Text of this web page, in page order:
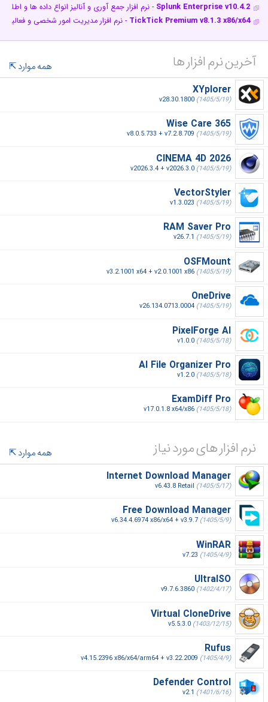
Splunk Enterprise v10.4.2 - نرم افزار جمع آوری و آنالیز انواع داده ها و
TickTick Premium v8.1.3 x86/x64 - نرم افزار مدیریت امور شخصی و
آخرین نرم افزار ها
همه موارد
XYplorer
v28.30.1800 (1405/5/19)
Wise Care 365
v8.0.5.733 + v7.2.8.709 (1405/5/19)
CINEMA 4D 2026
v2026.3.4 + v2026.3.0 (1405/5/19)
VectorStyler
v1.3.023 (1405/5/19)
RAM Saver Pro
v26.7.1 (1405/5/19)
OSFMount
v3.2.1001 x64 + v2.0.1001 x86 (1405/5/19)
OneDrive
v26.134.0713.0004 (1405/5/19)
PixelForge AI
v1.0.0 (1405/5/18)
AI File Organizer Pro
v1.2.0 (1405/5/18)
ExamDiff Pro
v17.0.1.8 x64/x86 (1405/5/18)
نرم افزار های مورد نیاز
همه موارد
Internet Download Manager
v6.43.8 Retail (1405/5/17)
Free Download Manager
v6.34.4.6974 x86/x64 + v3.9.7 (1405/5/9)
WinRAR
v7.23 (1405/4/9)
UltraISO
v9.7.6.3860 (1402/4/17)
Virtual CloneDrive
v5.5.3.0 (1403/12/15)
Rufus
v4.15.2396 x86/x64/arm64 + v3.22.2009 (1405/4/9)
Defender Control
v2.1 (1401/6/16)